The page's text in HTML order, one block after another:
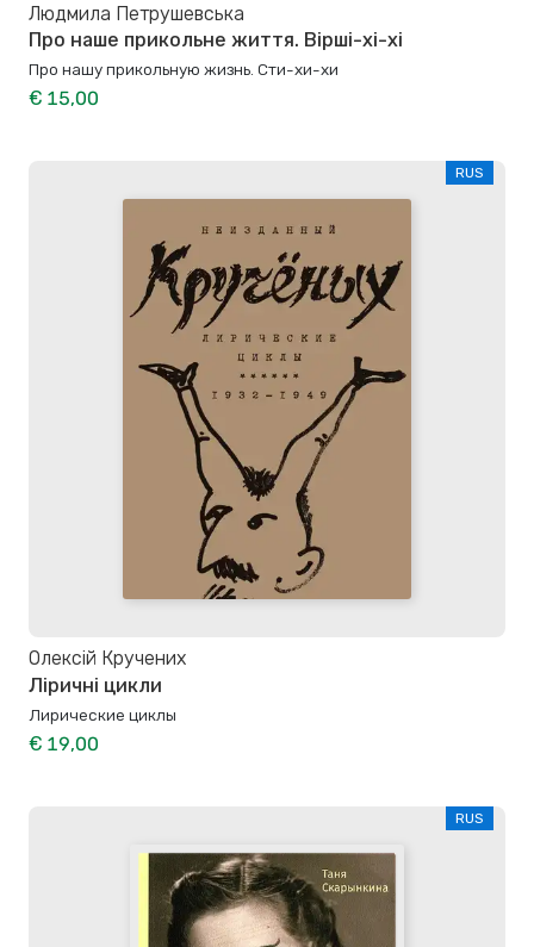
Людмила Петрушевська
Про наше прикольне життя. Вірші-хі-хі
Про нашу прикольную жизнь. Сти-хи-хи
€ 15,00
RUS
Олексій Кручених
Ліричні цикли
Лирические циклы
€ 19,00
RUS